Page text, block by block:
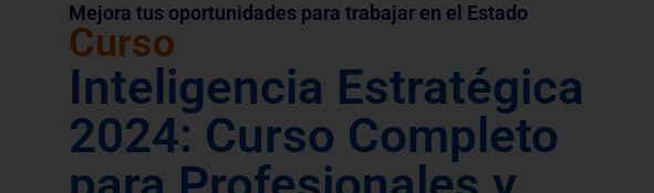
Mejora tus oportunidades para trabajar en el Estado
Curso
Inteligencia Estratégica
2024: Curso Completo